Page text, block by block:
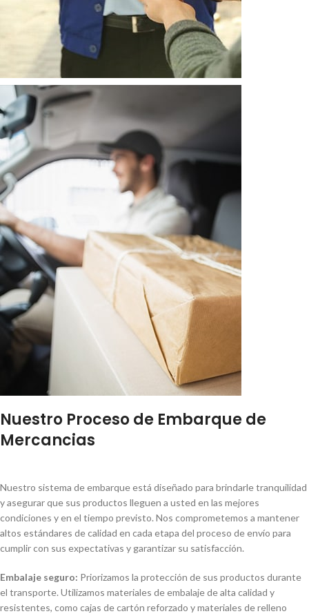
Nuestro Proceso de Embarque de
Mercancias
Nuestro sistema de embarque está diseñado para brindarle tranquilidad
y asegurar que sus productos lleguen a usted en las mejores
condiciones y en el tiempo previsto. Nos comprometemos a mantener
altos estándares de calidad en cada etapa del proceso de envío para
cumplir con sus expectativas y garantizar su satisfacción.
Embalaje seguro: Priorizamos la protección de sus productos durante
el transporte. Utilizamos materiales de embalaje de alta calidad y
resistentes, como cajas de cartón reforzado y materiales de relleno